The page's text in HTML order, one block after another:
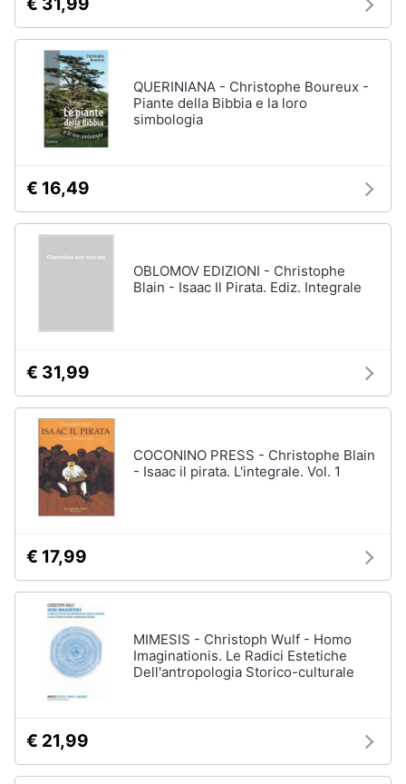
QUERINIANA - Christophe Boureux -
Piante della Bibbia e la loro
simbologia
€ 16,49
OBLOMOV EDIZIONI - Christophe
Blain - Isaac Il Pirata. Ediz. Integrale
€ 31,99
COCONINO PRESS - Christophe Blain
- Isaac il pirata. L'integrale. Vol. 1
€ 17,99
MIMESIS - Christoph Wulf - Homo
Imaginationis. Le Radici Estetiche
Dell'antropologia Storico-culturale
€ 21,99